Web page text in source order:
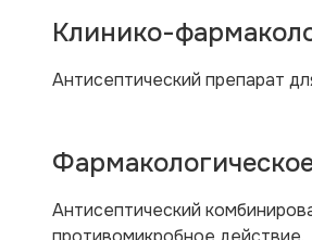
Клинико-
Антисептический препарат
Антисептический